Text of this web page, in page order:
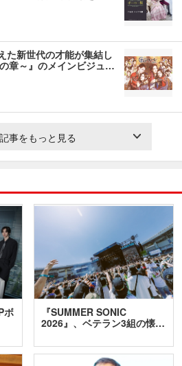
た新世代の才能が集結し
章～』のメインビジュ…
事をもっと見る
ボ
『SUMMER SONIC
2026』、ベテラン3組の懐…